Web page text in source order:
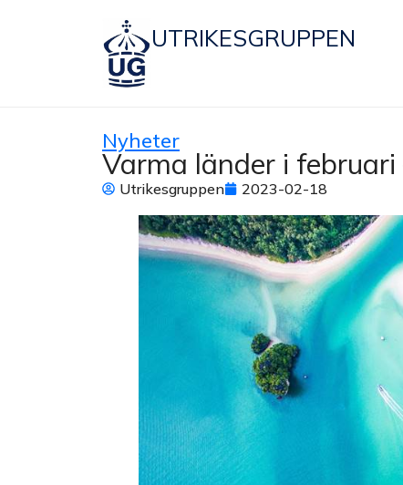
UTRIKESGRUPPEN
Nyheter
Varma länder i februari
Utrikesgruppen 2023-02-18